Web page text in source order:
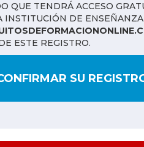
QUE TENDRÁ ACCESO
INSTITUCIÓN DE ENSEÑANZA
ESTE REGISTRO.
SU